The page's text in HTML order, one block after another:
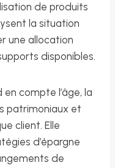
de produits
la situation
une allocation
disponibles.
compte l’âge, la
patrimoniaux et
client. Elle
d’épargne
de